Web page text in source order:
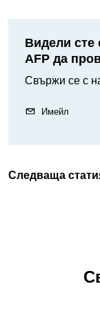
Видели сте
AFP да
Свържи се с
Имейл
Следваща